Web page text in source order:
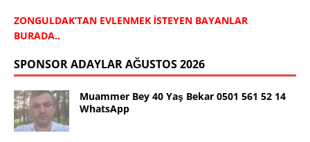
ZONGULDAK’TAN EVLENMEK İSTEYEN BAYANLAR
BURADA..
SPONSOR ADAYLAR AĞUSTOS 2026
Muammer Bey 40 Yaş Bekar 0501 561 52 14
WhatsApp